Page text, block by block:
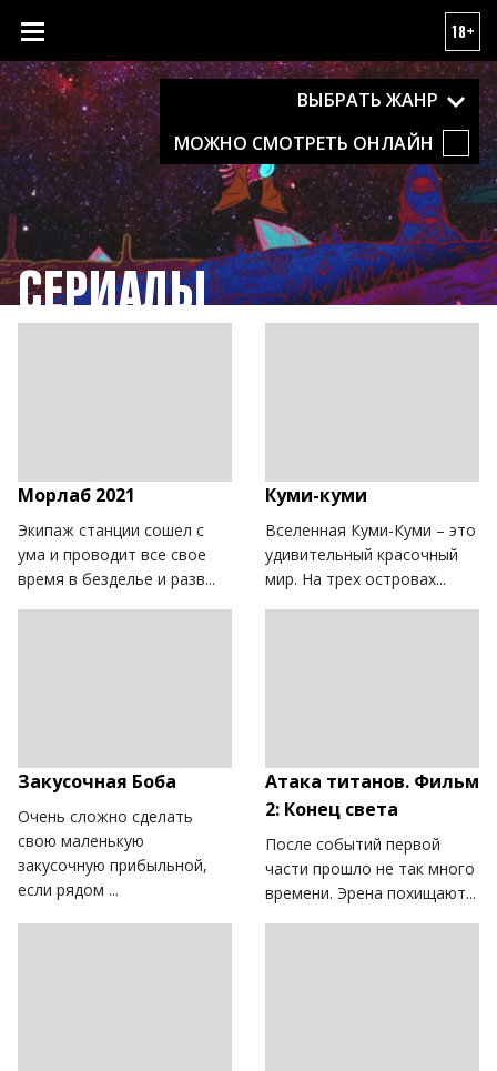
18+
ВЫБРАТЬ ЖАНР
МОЖНО СМОТРЕТЬ ОНЛАЙН
СЕРИАЛЫ
Морлаб 2021
Экипаж станции сошел с
ума и проводит все свое
время в безделье и разв...
Куми-куми
Вселенная Куми-Куми – это
удивительный красочный
мир. На трех островах...
Закусочная Боба
Очень сложно сделать
свою маленькую
закусочную прибыльной,
если рядом ...
Атака титанов. Фильм
2: Конец света
После событий первой
части прошло не так много
времени. Эрена похищают...